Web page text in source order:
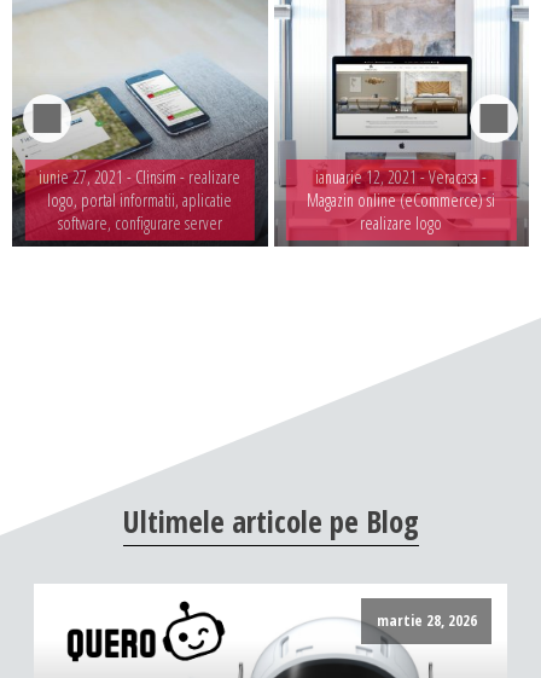
iunie 27, 2021 - Clinsim - realizare
logo, portal informatii, aplicatie
software, configurare server
ianuarie 12, 2021 -Veracasa -
Magazin online (eCommerce) si
realizare logo
Ultimele articole pe Blog
martie 28, 2026